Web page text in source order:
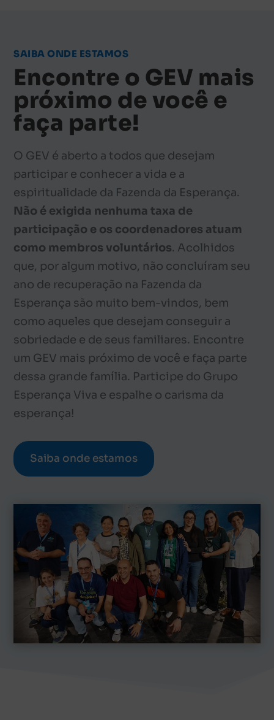
SAIBA ONDE ESTAMOS
Encontre o GEV mais
próximo de você e
faça parte!
O GEV é aberto a todos que desejam
participar e conhecer a vida e a
espiritualidade da Fazenda da Esperança.
Não é exigida nenhuma taxa de
participação e os coordenadores atuam
como membros voluntários. Acolhidos
que, por algum motivo, não concluíram seu
ano de recuperação na Fazenda da
Esperança são muito bem-vindos, bem
como aqueles que desejam conseguir a
sobriedade e de seus familiares. Encontre
um GEV mais próximo de você e faça parte
dessa grande família. Participe do Grupo
Esperança Viva e espalhe o carisma da
esperança!
Saiba onde estamos